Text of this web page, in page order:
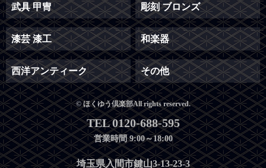
武具 甲冑 彫刻 ブロンズ
漆芸 漆工 和楽器
西洋アンティーク その他
© ほくゆう倶楽部All rights reserved.
TEL 0120-688-595
営業時間 9:00～18:00
埼玉県入間市鍵山3-13-23-3